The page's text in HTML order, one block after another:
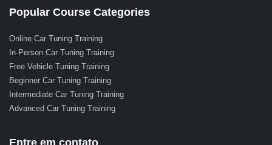
Popular Course Categories
Online Car Tuning Training
In-Person Car Tuning Training
Free Vehicle Tuning Training
Beginner Car Tuning Training
Intermediate Car Tuning Training
Advanced Car Tuning Training
Entre em contato